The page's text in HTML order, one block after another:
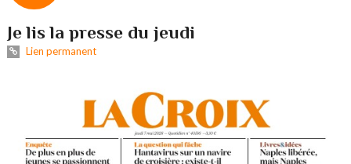
Je lis la presse du jeudi
Lien permanent